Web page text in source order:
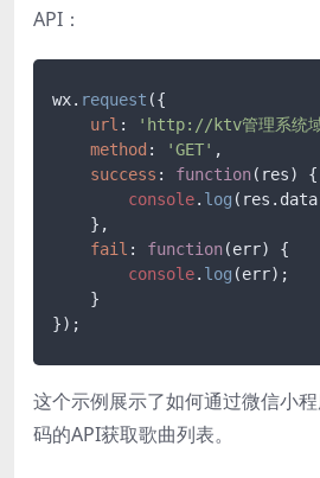
API：
wx. request ({
url : 'http://ktv管理系统
method : 'GET' ,
success : function( res) {
console. log (res. data
    },
fail : function(err) {
console. log (err);
    }
});
这个示例展示了如何通过微信小
码的API获取歌曲列表。